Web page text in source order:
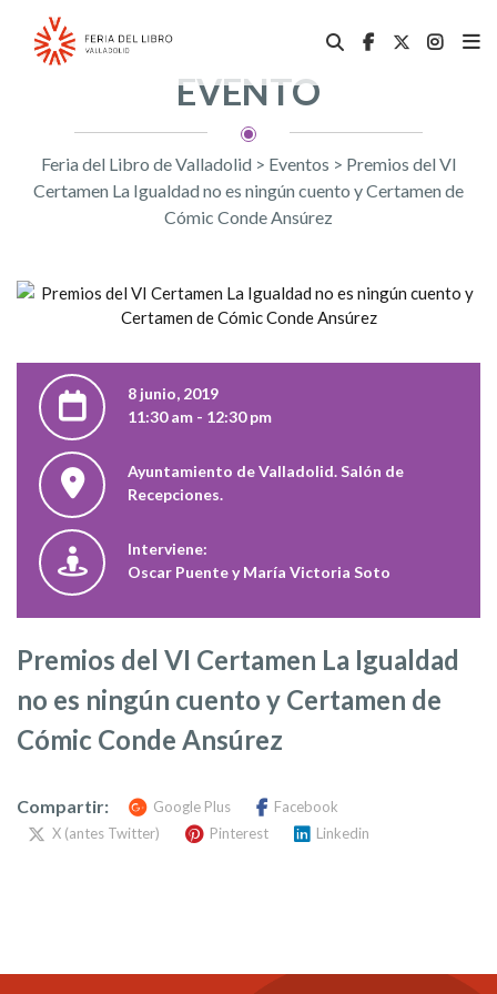
EVENTO
Feria del Libro de Valladolid > Eventos > Premios del VI
Certamen La Igualdad no es ningún cuento y Certamen de
Cómic Conde Ansúrez
8 junio, 2019
11:30 am - 12:30 pm
Ayuntamiento de Valladolid. Salón de
Recepciones.
Interviene:
Oscar Puente y María Victoria Soto
Premios del VI Certamen La Igualdad
no es ningún cuento y Certamen de
Cómic Conde Ansúrez
Compartir: Google Plus
Facebook
X (antes Twitter)
Pinterest Linkedin